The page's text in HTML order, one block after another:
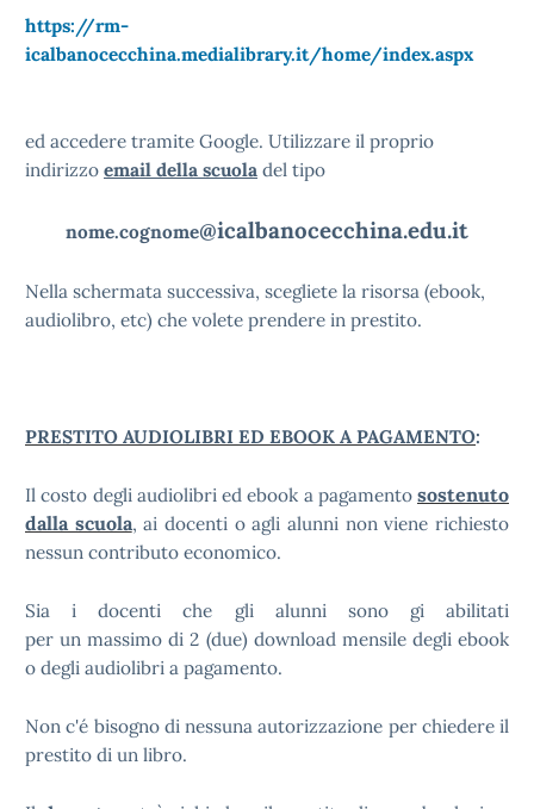
https://rm-
icalbanocecchina.medialibrary.it/home/index.aspx
ed accedere tramite Google. Utilizzare il proprio
indirizzo email della scuola del tipo
nome.cognome@icalbanocecchina.edu.it
Nella schermata successiva, scegliete la risorsa (ebook,
audiolibro, etc) che volete prendere in prestito.
PRESTITO AUDIOLIBRI ED EBOOK A PAGAMENTO:
Il costo degli audiolibri ed ebook a pagamento sostenuto
dalla scuola, ai docenti o agli alunni non viene richiesto
nessun contributo economico.
Sia i docenti che gli alunni sono gi abilitati
per un massimo di 2 (due) download mensile degli ebook
o degli audiolibri a pagamento.
Non c'é bisogno di nessuna autorizzazione per chiedere il
prestito di un libro.